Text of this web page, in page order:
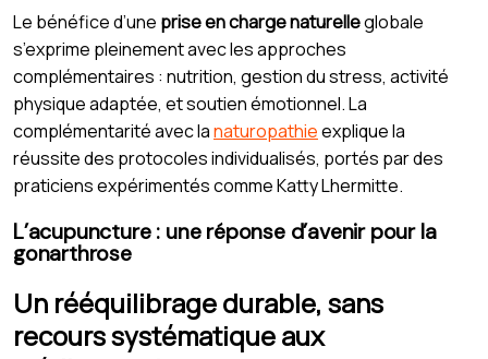
Le bénéfice d’une prise en charge naturelleglobale
s’exprime pleinement avec les approches
complémentaires : nutrition, gestion du stress, activité
physique adaptée, et soutien émotionnel. La
complémentarité avec lanaturopathieexplique la
réussite des protocoles individualisés, portés par des
praticiens expérimentés comme Katty Lhermitte.
L’acupuncture : une réponse d’avenir pour la
gonarthrose
Un rééquilibrage durable, sans
recours systématique aux